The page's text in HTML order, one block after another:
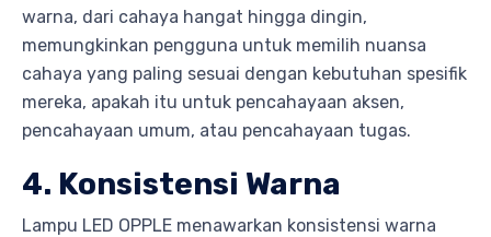
warna, dari cahaya hangat hingga dingin,
memungkinkan pengguna untuk memilih nuansa
cahaya yang paling sesuai dengan kebutuhan spesifik
mereka, apakah itu untuk pencahayaan aksen,
pencahayaan umum, atau pencahayaan tugas.
4. Konsistensi Warna
Lampu LED OPPLE menawarkan konsistensi warna